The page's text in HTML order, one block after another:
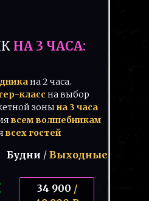
на 2 часа.
класс на выбор
зонына 3 часа
всем волшебникам
всех гостей
34 900 /
Будни / Выходные
НА 3 ЧАСА: